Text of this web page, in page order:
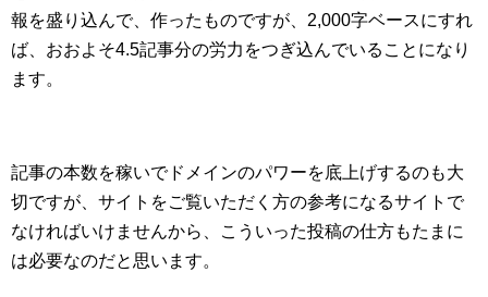
報を盛り込んで、作ったものですが、2,000字ベースにすれ
ば、おおよそ4.5記事分の労力をつぎ込んでいることになり
ます。
記事の本数を稼いでドメインのパワーを底上げするのも大
切ですが、サイトをご覧いただく方の参考になるサイトで
なければいけませんから、こういった投稿の仕方もたまに
は必要なのだと思います。